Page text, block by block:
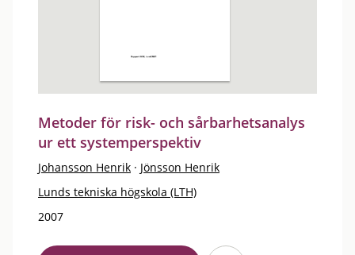
Metoder för risk- och sårbarhetsanalys
ur ett systemperspektiv
Johansson Henrik · Jönsson Henrik
Lunds tekniska högskola (LTH)
2007